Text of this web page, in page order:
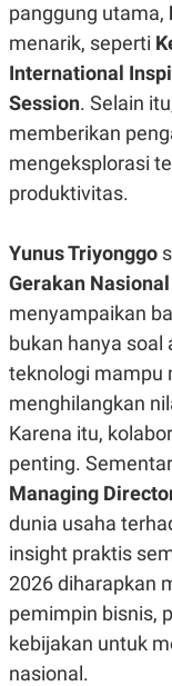
A
S
K
M
E
N
T
R
A
I
V
E
L
E
S
A
R
I
KANAL
P
U
S
A
D
A
T
A
I
M
A
G
S
K
O
N
L
P
panggung utama,
menarik, seperti
International
Session. Selain
memberikan
mengeksplorasi
produktivitas.
Yunus Triyonggo
Gerakan
menyampaikan
bukan hanya soal
teknologi mampu
menghilangkan
Karena itu,
penting.
Managing
dunia usaha
insight praktis
2026 diharapkan
pemimpin bisnis,
kebijakan untuk
nasional.